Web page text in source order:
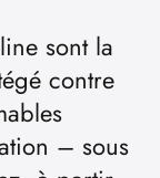
sont la
contre
– sous